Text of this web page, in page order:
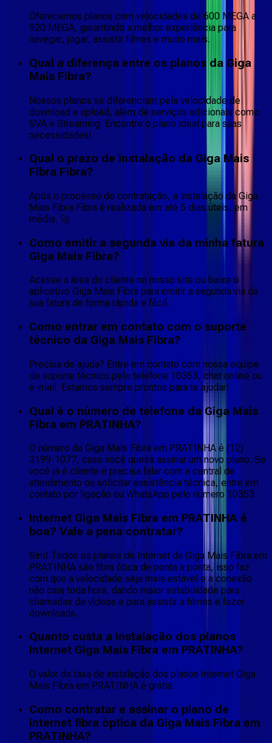
Oferecemos planos com velocidades de 600 MEGA a
920 MEGA, garantindo a melhor experiência para
navegar, jogar, assistir filmes e muito mais.
Qual a diferença entre os planos da Giga
Mais Fibra?
Nossos planos se diferenciam pela velocidade de
download e upload, além de serviços adicionais como
SVA e Streaming. Encontre o plano ideal para suas
necessidades!
Qual o prazo de instalação da Giga Mais
Fibra Fibra?
Após o processo de contratação, a instalação da Giga
Mais Fibra Fibra é realizada em até 5 dias úteis, em
média. 🚀
Como emitir a segunda via da minha fatura
Giga Mais Fibra?
Acesse a área do cliente no nosso site ou baixe o
aplicativo Giga Mais Fibra para emitir a segunda via da
sua fatura de forma rápida e fácil.
Como entrar em contato com o suporte
técnico da Giga Mais Fibra?
Precisa de ajuda? Entre em contato com nossa equipe
de suporte técnico pelo telefone 10353, chat online ou
e-mail. Estamos sempre prontos para te ajudar!
Qual é o número de telefone da Giga Mais
Fibra em PRATINHA?
O número da Giga Mais Fibra em PRATINHA é (12)
3199-1077, caso você queira assinar um novo plano. Se
você já é cliente e precisa falar com a central de
atendimento ou solicitar assistência técnica, entre em
contato por ligação ou WhatsApp pelo número 10353.
Internet Giga Mais Fibra em PRATINHA é
boa? Vale a pena contratar?
Sim! Todos os planos de Internet da Giga Mais Fibra em
PRATINHA são fibra ótica de ponta a ponta, isso faz
com que a velocidade seja mais estável e a conexão
não caia toda hora, dando maior estabilidade para
chamadas de vídeos e para assistir a filmes e fazer
downloads.
Quanto custa a instalação dos planos
Internet Giga Mais Fibra em PRATINHA?
O valor da taxa de instalação dos planos Internet Giga
Mais Fibra em PRATINHA é grátis.
Como contratar e assinar o plano de
internet fibra óptica da Giga Mais Fibra em
PRATINHA?